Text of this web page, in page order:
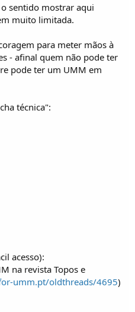
sentido mostrar aqui
muito limitada.
para meter mãos à
- afinal quem não pode ter
pode ter um UMM em
técnica":
acesso):
na revista Topos e
umm.pt/oldthreads/4695)